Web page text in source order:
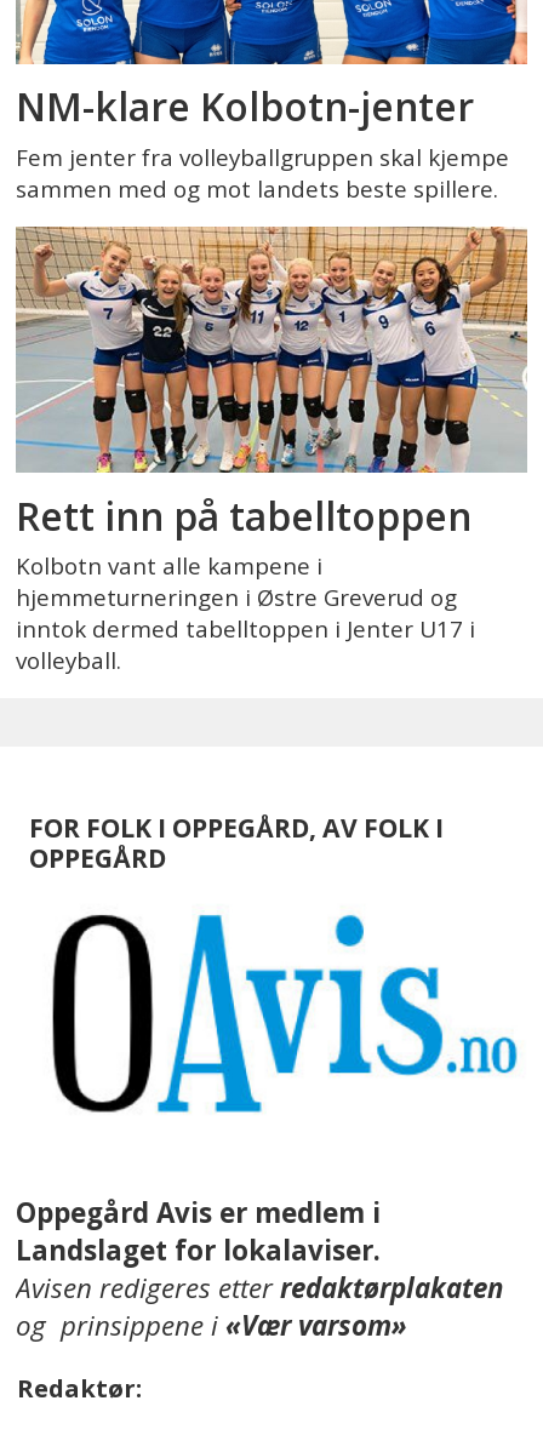
NM-klare Kolbotn-jenter
Fem jenter fra volleyballgruppen skal kjempe
sammen med og mot landets beste spillere.
Rett inn på tabelltoppen
Kolbotn vant alle kampene i
hjemmeturneringen i Østre Greverud og
inntok dermed tabelltoppen i Jenter U17 i
volleyball.
FOR FOLK I OPPEGÅRD, AV FOLK I
OPPEGÅRD
Oppegård Avis er medlem i
Landslaget for lokalaviser.
Avisen redigeres etterredaktørplakaten
og prinsippene i«Vær varsom»
Redaktør: